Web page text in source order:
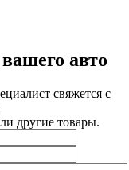
авто
свяжется с
другие товары.